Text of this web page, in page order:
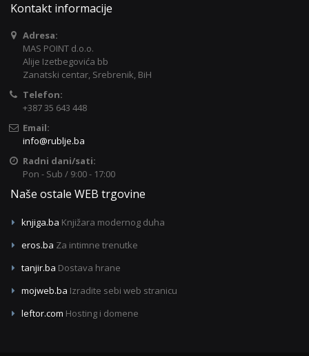
Kontakt informacije
Adresa:
MAS POINT d.o.o.
Alije Izetbegovića bb
Zanatski centar, Srebrenik, BiH
Telefon:
+387 35 643 448
Email:
info@rublje.ba
Radni dani/sati:
Pon - Sub / 9:00 - 17:00
Naše ostale WEB trgovine
knjiga.ba Knjižara modernog duha
eros.ba Za intimne trenutke
tanjir.ba Dostava hrane
mojweb.ba Izradite sebi web stranicu
leftor.com Hosting i domene